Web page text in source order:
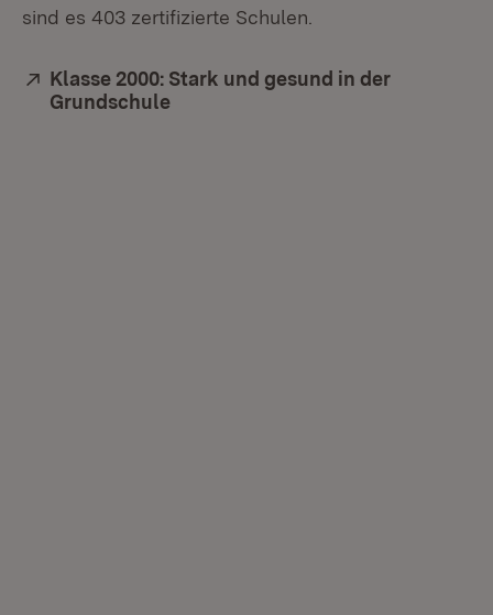
sind es 403 zertifizierte Schulen.
Extern:
Klasse 2000: Stark und gesund in der
Grundschule